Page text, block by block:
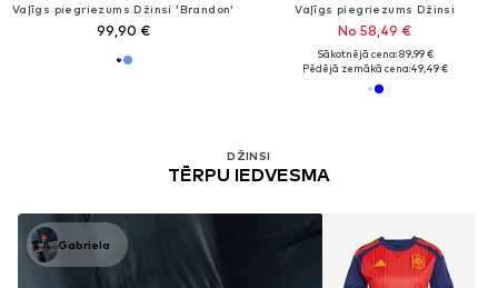
Vaļīgs piegriezums Džinsi 'Brandon'
99,90 €
DŽINSI
TĒRPU IEDVESMA
Gabriela
Vaļīgs piegriezums Džinsi
No 58,49 €
Sākotnējā cena: 89,99 €
Pēdējā zemākā cena:49,49 €